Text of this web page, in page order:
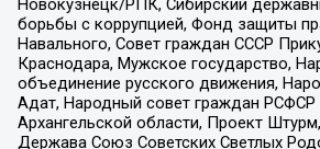
Новокузнецк/РПК, Сибирский
борьбы с коррупцией, Фонд защиты
Навального, Совет граждан СССР
Краснодара, Мужское государство,
объединение русского движения,
Адат, Народный совет граждан РСФСР
Архангельской области, Проект
Держава Союз Советских Светлых